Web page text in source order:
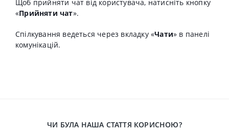
Щоб прийняти чат від користувача, натисніть кнопку
«Прийняти чат».
Спілкування ведеться через вкладку «Чати» в панелі
комунікацій.
ЧИ БУЛА НАША СТАТТЯ КОРИСНОЮ?